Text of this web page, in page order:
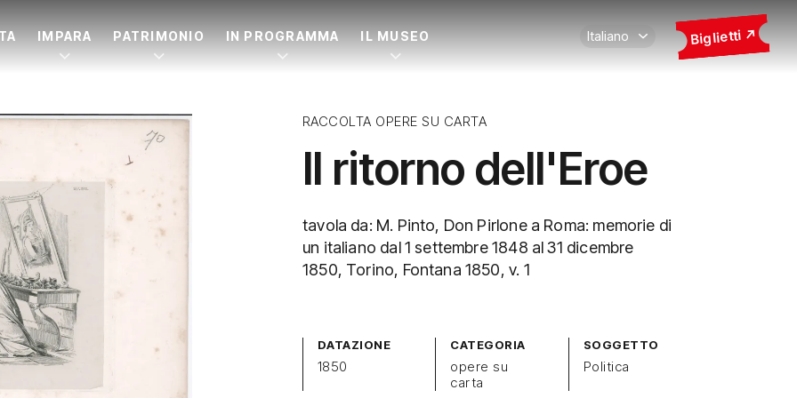
IMPARA PATRIMONIO IN PROGRAMMA IL MUSEO Biglietti
RACCOLTA OPERE SU CARTA
Il ritorno dell'Eroe
tavola da: M. Pinto, Don Pirlone a Roma: memorie di
un italiano dal 1 settembre 1848 al 31 dicembre
1850, Torino, Fontana 1850, v. 1
DATAZIONE
1850
CATEGORIA
opere su
carta
SOGGETTO
Politica